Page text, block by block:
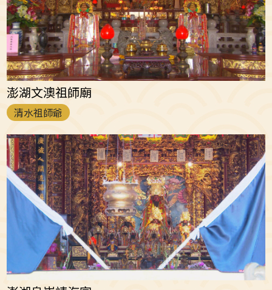
澎湖文澳祖師廟
清水祖師爺